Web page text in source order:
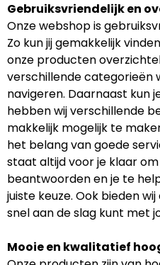
Gebruiksvriendelijk en
Onze webshop is
Zo kun jij gemakkelijk
onze producten
verschillende categorieën
navigeren. Daarnaast kun
hebben wij verschillende
makkelijk mogelijk te
het belang van goede
staat altijd voor je klaar
beantwoorden en je te
juiste keuze. Ook bieden
snel aan de slag kunt met
Mooie en kwalitatief